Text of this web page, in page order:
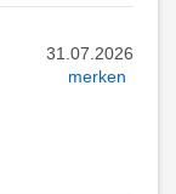
31.07.2026
merken